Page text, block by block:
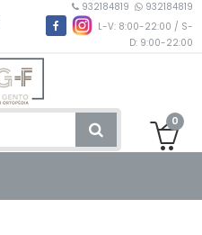
932184819
932184819
L-V: 8:00-22:00 / S-
D: 9:00-22:00
0